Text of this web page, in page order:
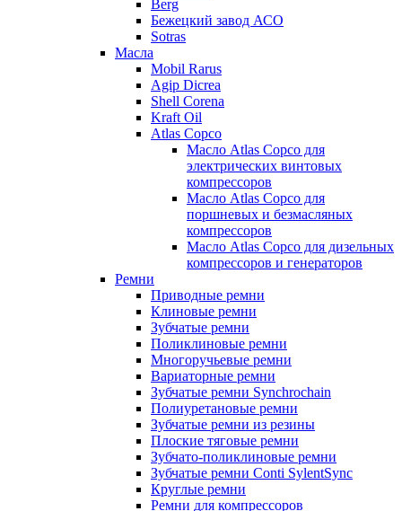
Berg
Бежецкий завод АСО
Sotras
Масла
Mobil Rarus
Agip Dicrea
Shell Corena
Kraft Oil
Atlas Copco
Масло Atlas Copco для
электрических винтовых
компрессоров
Масло Atlas Copco для
поршневых и безмасляных
компрессоров
Масло Atlas Copco для дизельных
компрессоров и генераторов
Ремни
Приводные ремни
Клиновые ремни
Зубчатые ремни
Поликлиновые ремни
Многоручьевые ремни
Вариаторные ремни
Зубчатые ремни Synchrochain
Полиуретановые ремни
Зубчатые ремни из резины
Плоские тяговые ремни
Зубчато-поликлиновые ремни
Зубчатые ремни Conti SylentSync
Круглые ремни
Ремни для компрессоров